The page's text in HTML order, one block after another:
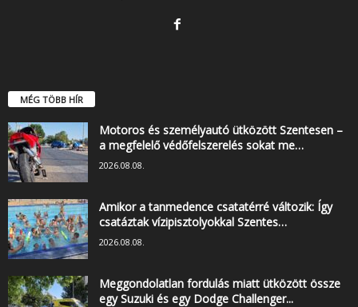
MÉG TÖBB HÍR
Motoros és személyautó ütközött Szentesen –
a megfelelő védőfelszerelés sokat me…
2026.08.08.
Amikor a tanmedence csatatérré változik: Így
csatáztak vízipisztolyokkal Szentes…
2026.08.08.
Meggondolatlan fordulás miatt ütközött össze
egy Suzuki és egy Dodge Challenger...